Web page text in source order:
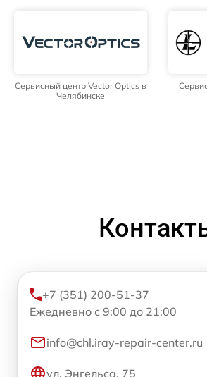
Сервисный центр Vector Optics в
Челябинске
+7 (351) 200-51-37
Ежедневно с 9:00 до 21:00
info@chl.iray-repair-center.ru
ул. Энгельса, 75